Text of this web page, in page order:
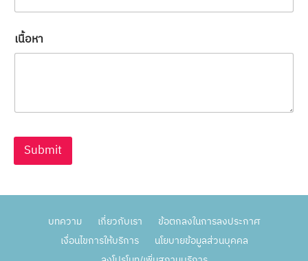
เนื้อหา
Submit
บทความ เกี่ยวกับเรา
ข้อตกลงในการลงประกาศ
เงื่อนไขการให้บริการ
นโยบายข้อมูลส่วนบุคคล